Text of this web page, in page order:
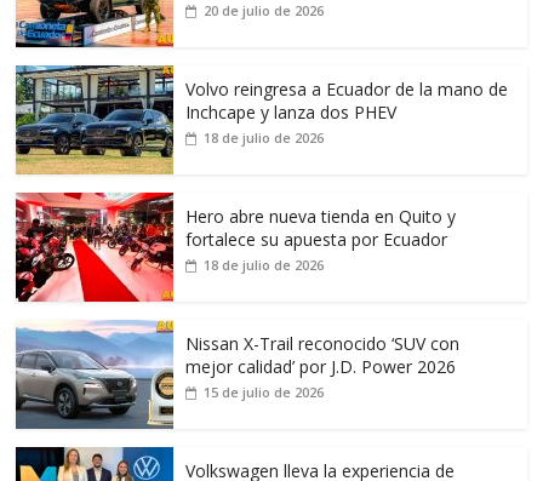
20 de julio de 2026
Volvo reingresa a Ecuador de la mano de
Inchcape y lanza dos PHEV
18 de julio de 2026
Hero abre nueva tienda en Quito y
fortalece su apuesta por Ecuador
18 de julio de 2026
Nissan X-Trail reconocido ‘SUV con
mejor calidad’ por J.D. Power 2026
15 de julio de 2026
Volkswagen lleva la experiencia de